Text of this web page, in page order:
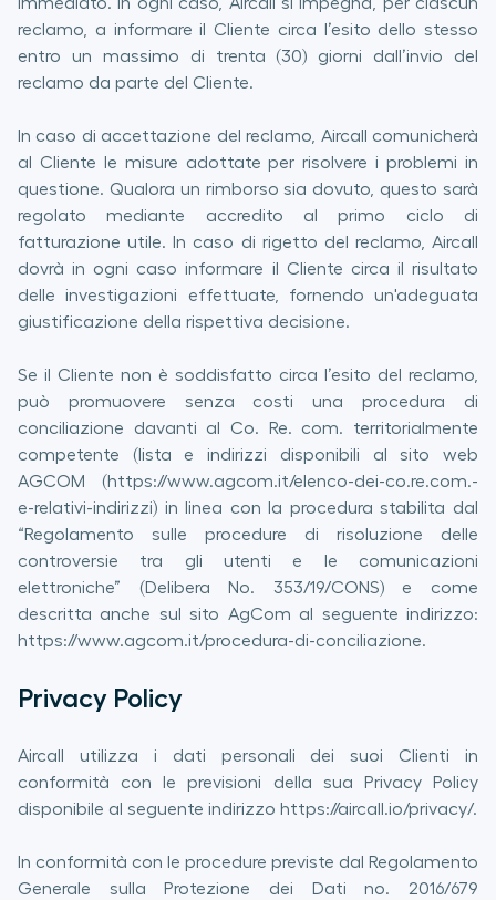
reclamo, a informare il Cliente circa l’esito dello stesso
entro un massimo di trenta (30) giorni dall’invio del
reclamo da parte del Cliente.
In caso di accettazione del reclamo, Aircall comunicherà
al Cliente le misure adottate per risolvere i problemi in
questione. Qualora un rimborso sia dovuto, questo sarà
regolato mediante accredito al primo ciclo di
fatturazione utile. In caso di rigetto del reclamo, Aircall
dovrà in ogni caso informare il Cliente circa il risultato
delle investigazioni effettuate, fornendo un'adeguata
giustificazione della rispettiva decisione.
Se il Cliente non è soddisfatto circa l’esito del reclamo,
può promuovere senza costi una procedura di
conciliazione davanti al Co. Re. com. territorialmente
competente (lista e indirizzi disponibili al sito web
AGCOM (https://www.agcom.it/elenco-dei-co.re.com.-
e-relativi-indirizzi) in linea con la procedura stabilita dal
“Regolamento sulle procedure di risoluzione delle
controversie tra gli utenti e le comunicazioni
elettroniche” (Delibera No. 353/19/CONS) e come
descritta anche sul sito AgCom al seguente indirizzo:
https://www.agcom.it/procedura-di-conciliazione.
Privacy Policy
Aircall utilizza i dati personali dei suoi Clienti in
conformità con le previsioni della sua Privacy Policy
disponibile al seguente indirizzo https://aircall.io/privacy/.
In conformità con le procedure previste dal Regolamento
Generale sulla Protezione dei Dati no. 2016/679